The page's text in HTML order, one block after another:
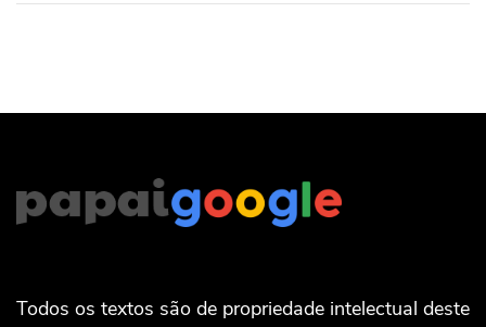
Todos os textos são de propriedade intelectual deste